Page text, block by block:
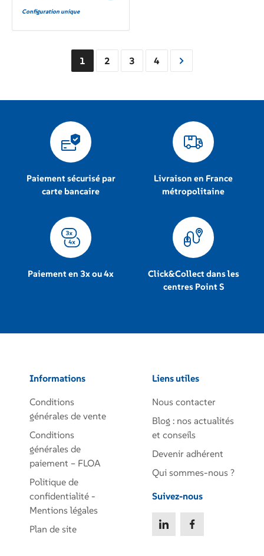
Configuration unique
1 2 3 4
Paiement sécurisé par
carte bancaire
Livraison en France
métropolitaine
Paiement en 3x ou 4x
Click&Collect dans les
centres Point S
Informations
Conditions
générales de vente
Conditions
générales de
paiement – FLOA
Politique de
confidentialité -
Mentions légales
Plan de site
Liens utiles
Nous contacter
Blog : nos actualités
et conseils
Devenir adhérent
Qui sommes-nous ?
Suivez-nous